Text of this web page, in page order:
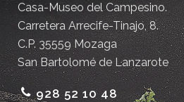
Casa-Museo del Campesino.
Carretera Arrecife-Tinajo, 8.
C.P. 35559 Mozaga
San Bartolomé de Lanzarote
928 52 10 48